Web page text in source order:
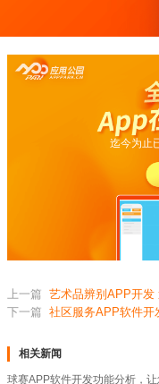
迄今为止
上一篇 艺术品辨别APP开发
下一篇 社区服务APP软件开
相关新闻
球赛APP软件开发功能分析，